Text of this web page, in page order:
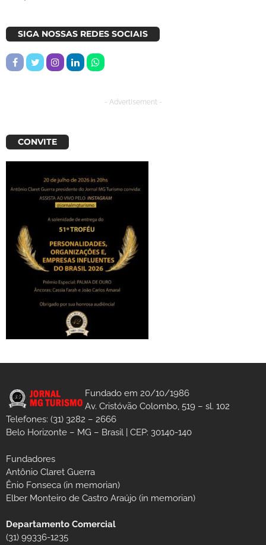
SIGA NOSSAS REDES SOCIAIS
- Advertisement -
CONVITE
Fundado em 20/10/1986
Av. Cristóvão Colombo, 519 – sl. 102
Telefones: (31) 3282 – 2666
Belo Horizonte – MG – Brasil | CEP: 30140-140
Fundadores
Antônio Claret Guerra
Ênio Fonseca (in memorian)
Elber Monteiro de Castro Araújo (in memorian)
Departamento Comercial
(31) 99336-1235